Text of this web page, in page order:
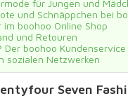
für Jungen und
und Schnäppchen bei
im boohoo Online Shop
und Retouren
Der boohoo Kundenservice
sozialen Netzwerken
Seven